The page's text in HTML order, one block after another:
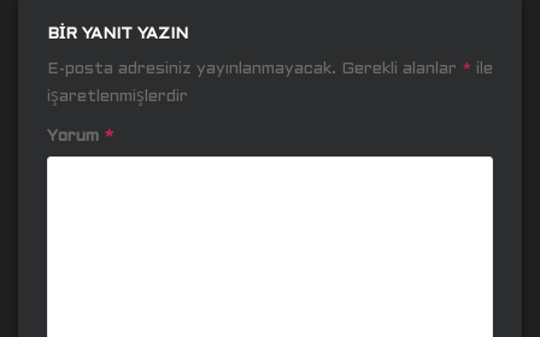
BIR YANIT YAZIN
E-posta adresiniz yayınlanmayacak. Gerekli alanlar * ile
işaretlenmişlerdir
Yorum *